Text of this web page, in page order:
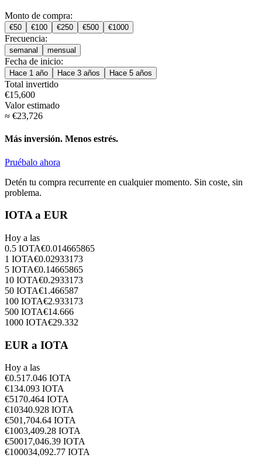
Monto de compra:
€50 €100 €250 €500 €1000
Frecuencia:
semanal mensual
Fecha de inicio:
Hace 1 año Hace 3 años Hace 5 años
Total invertido
€15,600
Valor estimado
≈ €23,726
Más inversión. Menos estrés.
Pruébalo ahora
Detén tu compra recurrente en cualquier momento. Sin coste, sin
problema.
IOTA a EUR
Hoy a las
0.5 IOTA€0.014665865
1 IOTA€0.02933173
5 IOTA€0.14665865
10 IOTA€0.2933173
50 IOTA€1.466587
100 IOTA€2.933173
500 IOTA€14.666
1000 IOTA€29.332
EUR a IOTA
Hoy a las
€0.517.046 IOTA
€134.093 IOTA
€5170.464 IOTA
€10340.928 IOTA
€501,704.64 IOTA
€1003,409.28 IOTA
€50017,046.39 IOTA
€100034,092.77 IOTA